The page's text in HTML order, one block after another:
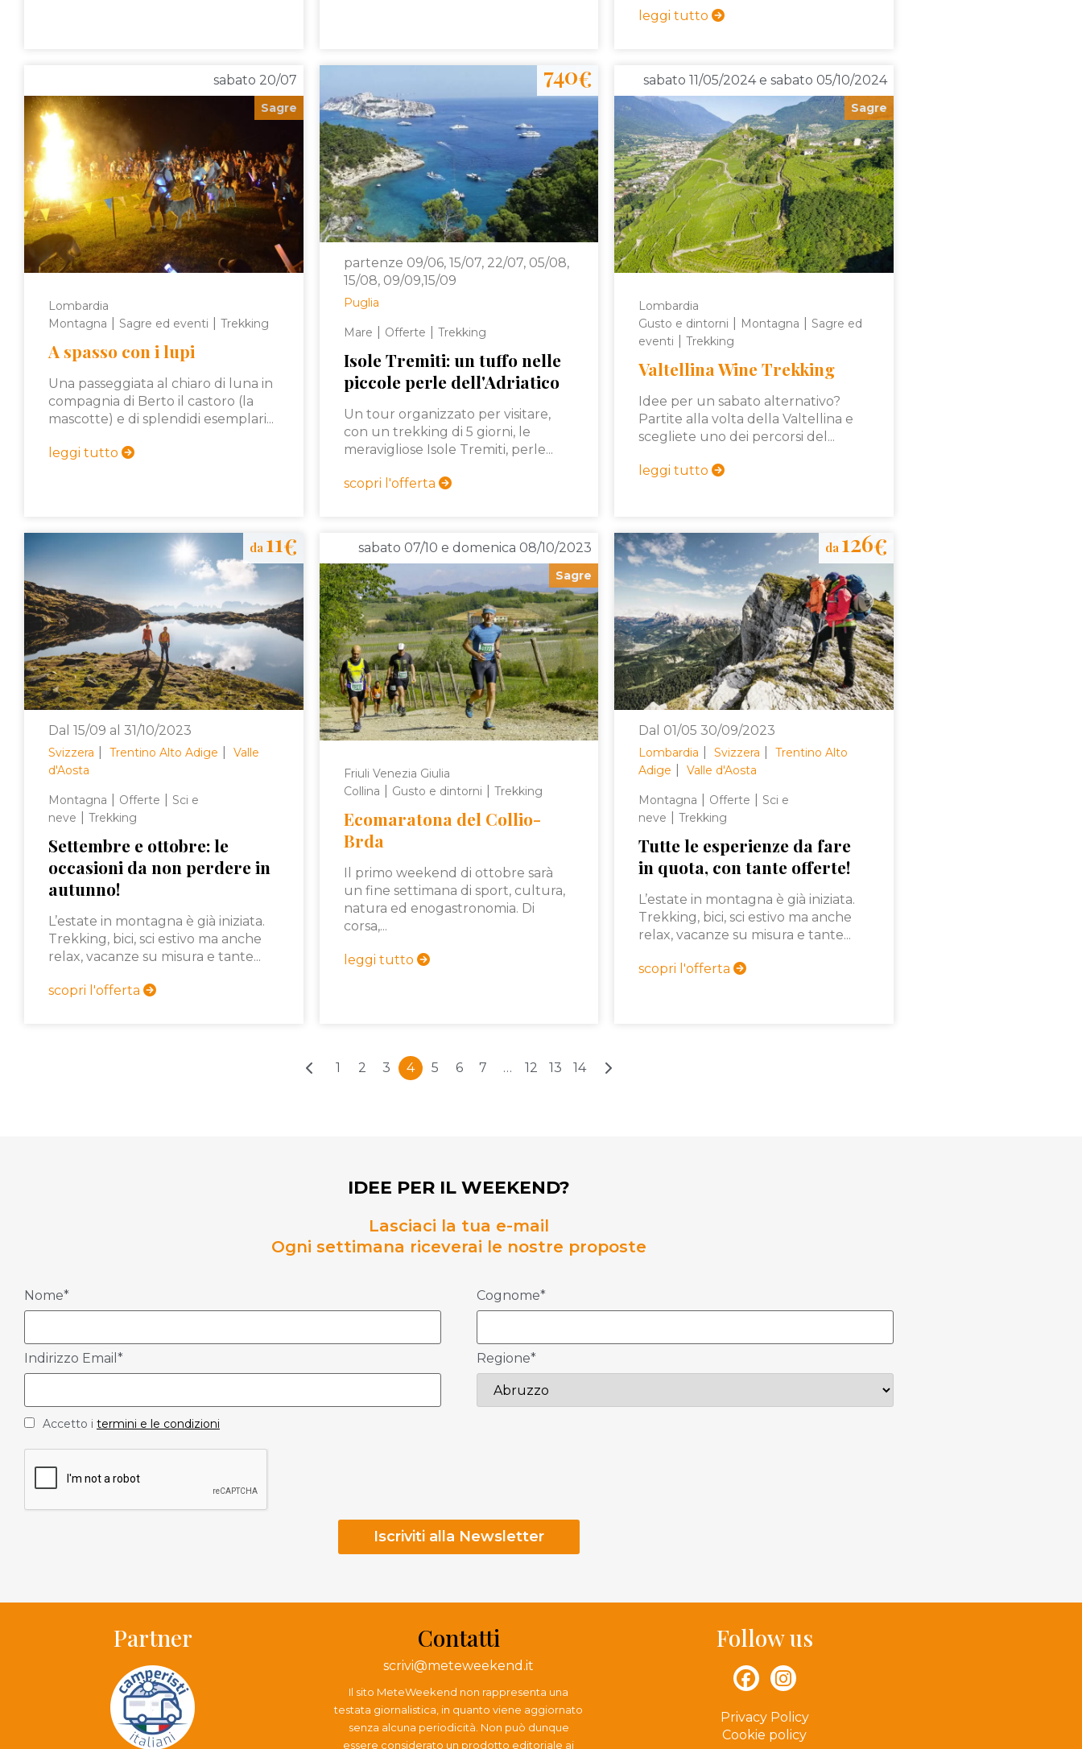
leggi tutto
sabato 20/07
Sagre
Lombardia
Montagna
Sagre ed eventi Trekking
A spasso con i lupi
Una passeggiata al chiaro di luna in
compagnia di Berto il castoro (la
mascotte) e di splendidi esemplari...
leggi tutto
740€
partenze 09/06, 15/07, 22/07, 05/08,
15/08, 09/09,15/09
Puglia
Mare Offerte Trekking
Isole Tremiti: un tuffo nelle
piccole perle dell'Adriatico
Un tour organizzato per visitare,
con un trekking di 5 giorni, le
meravigliose Isole Tremiti, perle...
scopri l'offerta
sabato 11/05/2024 e sabato 05/10/2024
Sagre
Lombardia
Gusto e dintorni
Montagna
Sagre ed
eventi
Trekking
Valtellina Wine Trekking
Idee per un sabato alternativo?
Partite alla volta della Valtellina e
scegliete uno dei percorsi del...
leggi tutto
da 11€
Dal 15/09 al 31/10/2023
Svizzera Trentino Alto Adige
Valle
d'Aosta
Montagna Offerte
Sci e
neve
Trekking
Settembre e ottobre: le
occasioni da non perdere in
autunno!
L’estate in montagna è già iniziata.
Trekking, bici, sci estivo ma anche
relax, vacanze su misura e tante...
scopri l'offerta
sabato 07/10 e domenica 08/10/2023
Sagre
Friuli Venezia Giulia
Collina
Gusto e dintorni Trekking
Ecomaratona del Collio-
Brda
Il primo weekend di ottobre sarà
un fine settimana di sport, cultura,
natura ed enogastronomia. Di
corsa,...
leggi tutto
da 126€
Dal 01/05 30/09/2023
Lombardia Svizzera
Trentino Alto
Adige
Valle d'Aosta
Montagna Offerte
Sci e
neve
Trekking
Tutte le esperienze da fare
in quota, con tante offerte!
L’estate in montagna è già iniziata.
Trekking, bici, sci estivo ma anche
relax, vacanze su misura e tante...
scopri l'offerta
1 2 3 4 5 6 7 … 12 13 14
IDEE PER IL WEEKEND?
Lasciaci la tua e-mail
Ogni settimana riceverai le nostre proposte
Nome* Cognome*
Indirizzo Email* Regione*
Accetto i termini e le condizioni
Partner Contatti
scrivi@meteweekend.it
Il sito MeteWeekend non rappresenta una
testata giornalistica, in quanto viene aggiornato
senza alcuna periodicità. Non può dunque
essere considerato un prodotto editoriale ai
Follow us
Privacy Policy
Cookie policy